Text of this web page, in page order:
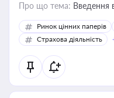
Про що тема: Введення
Ринок цінних паперів
Страхова діяльність